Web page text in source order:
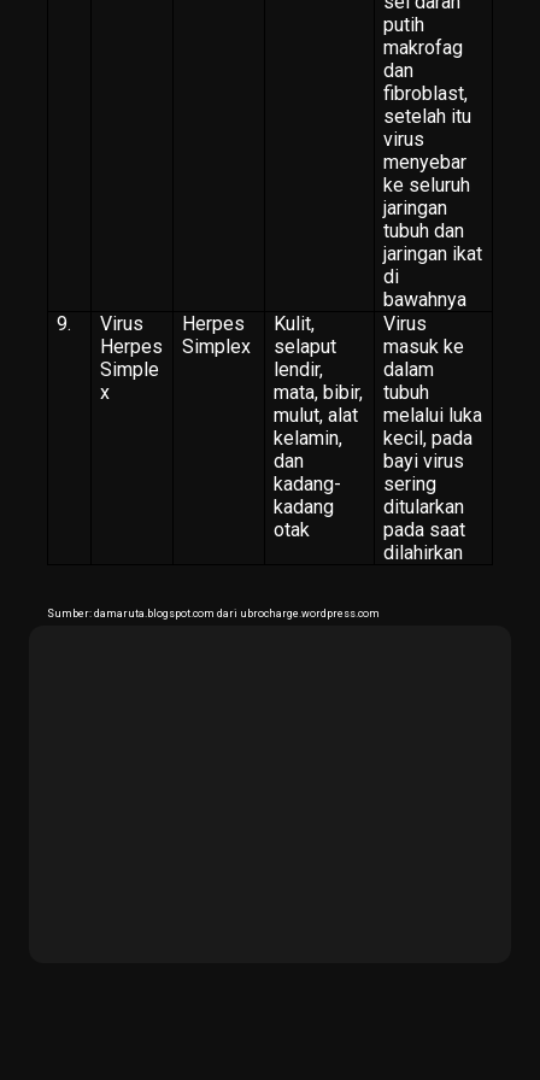
putih
makrofag
dan
fibroblast,
setelah itu
virus
menyebar
ke seluruh
jaringan
tubuh dan
jaringan ikat
di
bawahnya
9.
Virus
Herpes
Simple
x
Herpes
Simplex
Kulit,
selaput
lendir,
mata, bibir,
mulut, alat
kelamin,
dan
kadang-
kadang
otak
Virus
masuk ke
dalam
tubuh
melalui luka
kecil, pada
bayi virus
sering
ditularkan
pada saat
dilahirkan
Sumber: damaruta.blogspot.com dari ubrocharge.wordpress.com